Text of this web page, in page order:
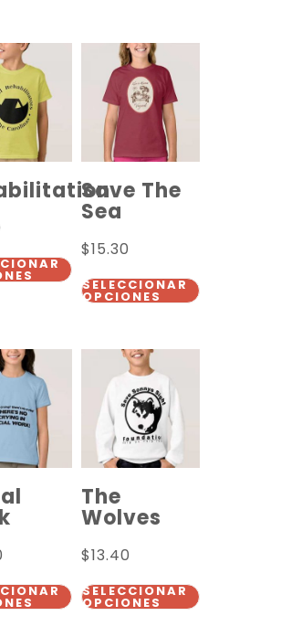
Save The
Sea
$15.30
SELECCIONAR
OPCIONES
The
Wolves
$13.40
SELECCIONAR
OPCIONES